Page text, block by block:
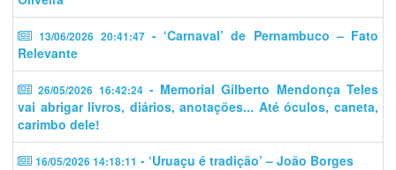
13/06/2026 20:41:47- ‘Carnaval’ de Pernambuco – Fato
Relevante
26/05/2026 16:42:24- Memorial Gilberto Mendonça Teles
vai abrigar livros, diários, anotações... Até óculos, caneta,
carimbo dele!
16/05/2026 14:18:11 - ‘Uruaçu é tradição’ – João Borges